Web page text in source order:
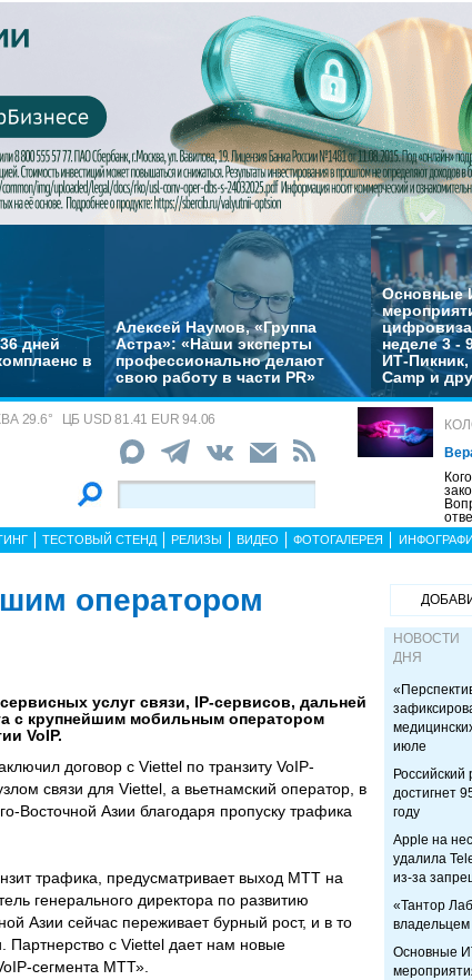
дней
в
Алексей Наумов, «Группа
Астра»: «Наши эксперты
профессионально делают
свою работу в части PR»
Основные
неделе 3 -
ИТ-
Camp и
29.6° ЦБ USD 81.41 EUR 94.06
ТЕСТОВЫЙ СТЕНД РЕЛИЗЫ ВИДЕО ФОТОГАЛЕРЕЯ
оператором
услуг связи, IP-сервисов, дальней
с крупнейшим мобильным оператором
VoIP.
договор с Viettel по транзиту VoIP-
связи для Viettel, а вьетнамский оператор, в
Азии благодаря пропуску трафика
трафика, предусматривает выход МТТ на
генерального директора по развитию
Азии сейчас переживает бурный рост, и в то
Партнерство с Viettel дает нам новые
сегмента МТТ».
НОВОСТИ
ДНЯ
июле
достигнет
году
Apple на
удалила
из-за
«Тантор
Основные